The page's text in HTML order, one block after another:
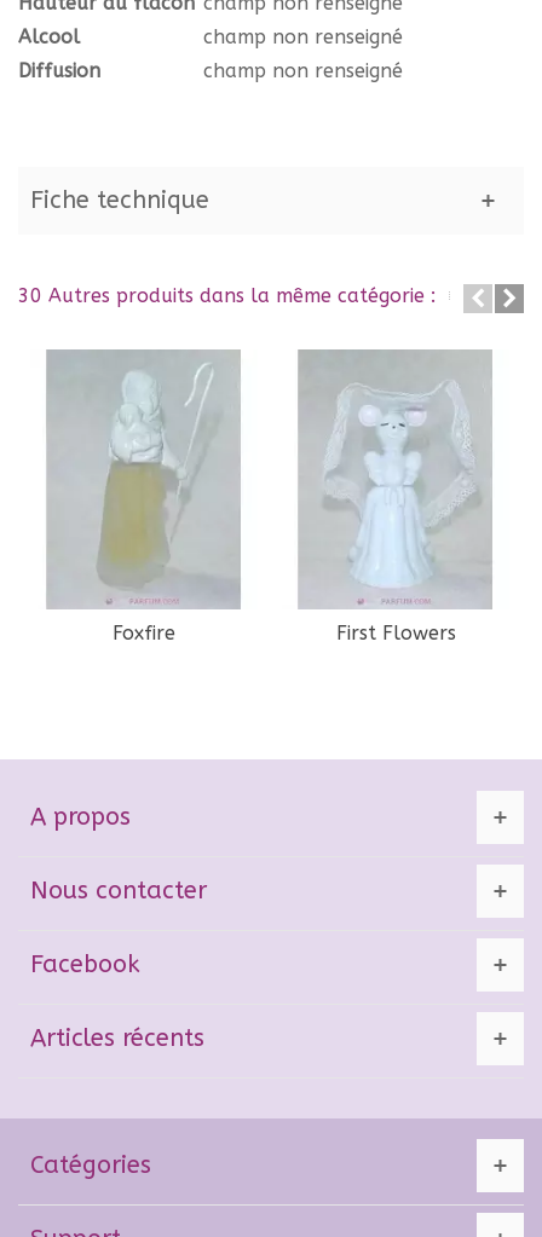
Alcool
champ non renseigné
Diffusion
champ non renseigné
Fiche technique
30 Autres produits dans la même catégorie :
Foxfire First Flowers
A propos
Nous contacter
Facebook
Articles récents
Catégories